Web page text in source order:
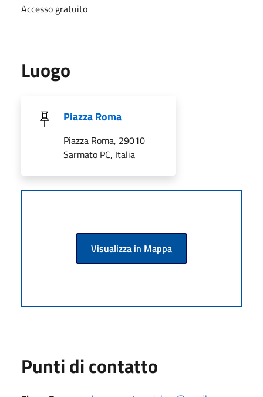
Accesso gratuito
Luogo
Piazza Roma
Piazza Roma, 29010
Sarmato PC, Italia
Visualizza in Mappa
Punti di contatto